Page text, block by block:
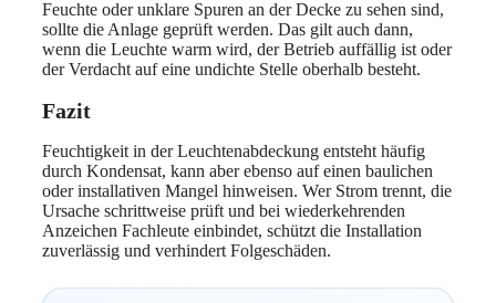
Feuchte oder unklare Spuren an der Decke zu sehen sind,
sollte die Anlage geprüft werden. Das gilt auch dann,
wenn die Leuchte warm wird, der Betrieb auffällig ist oder
der Verdacht auf eine undichte Stelle oberhalb besteht.
Fazit
Feuchtigkeit in der Leuchtenabdeckung entsteht häufig
durch Kondensat, kann aber ebenso auf einen baulichen
oder installativen Mangel hinweisen. Wer Strom trennt, die
Ursache schrittweise prüft und bei wiederkehrenden
Anzeichen Fachleute einbindet, schützt die Installation
zuverlässig und verhindert Folgeschäden.